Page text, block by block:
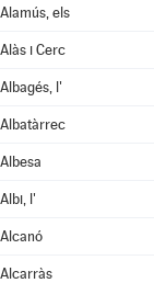
Alamús, els
Alàs i Cerc
Albagés, l'
Albatàrrec
Albesa
Albi, l'
Alcanó
Alcarràs